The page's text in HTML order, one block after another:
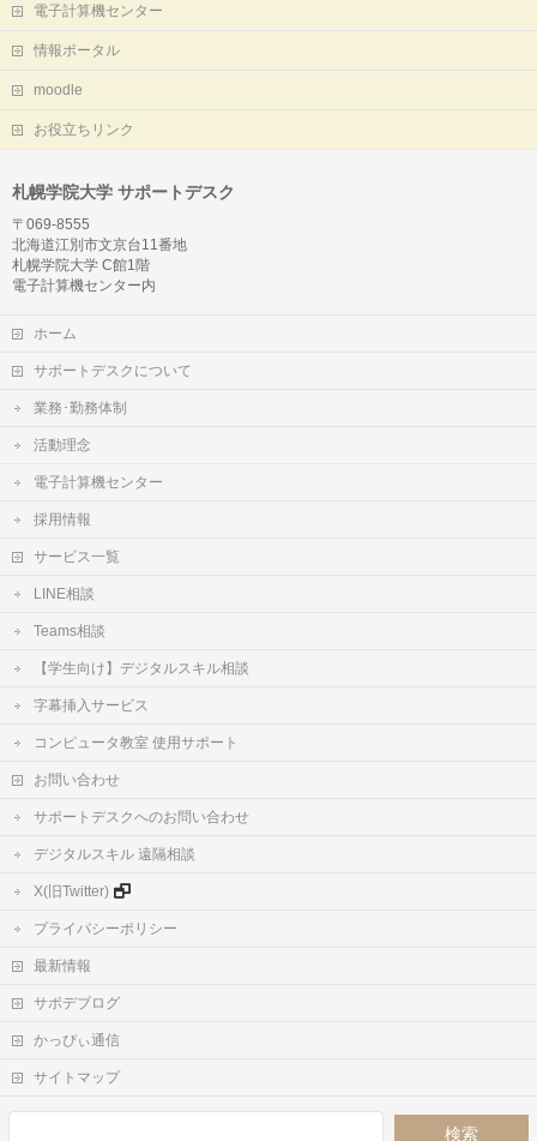
電子計算機センター
情報ポータル
moodle
お役立ちリンク
札幌学院大学 サポートデスク
〒069-8555
北海道江別市文京台11番地
札幌学院大学 C館1階
電子計算機センター内
ホーム
サポートデスクについて
業務･勤務体制
活動理念
電子計算機センター
採用情報
サービス一覧
LINE相談
Teams相談
【学生向け】デジタルスキル相談
字幕挿入サービス
コンピュータ教室 使用サポート
お問い合わせ
サポートデスクへのお問い合わせ
デジタルスキル 遠隔相談
X(旧Twitter)
プライバシーポリシー
最新情報
サポデブログ
かっぴぃ通信
サイトマップ